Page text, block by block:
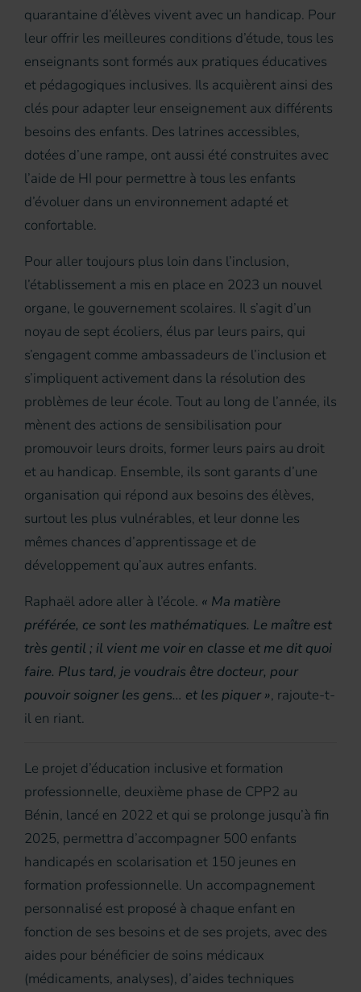
quarantaine d’élèves vivent avec un handicap. Pour
leur offrir les meilleures conditions d’étude, tous les
enseignants sont formés aux pratiques éducatives
et pédagogiques inclusives. Ils acquièrent ainsi des
clés pour adapter leur enseignement aux différents
besoins des enfants. Des latrines accessibles,
dotées d’une rampe, ont aussi été construites avec
l’aide de HI pour permettre à tous les enfants
d’évoluer dans un environnement adapté et
confortable.
Pour aller toujours plus loin dans l’inclusion,
l’établissement a mis en place en 2023 un nouvel
organe, le gouvernement scolaires. Il s’agit d’un
noyau de sept écoliers, élus par leurs pairs, qui
s’engagent comme ambassadeurs de l’inclusion et
s’impliquent activement dans la résolution des
problèmes de leur école. Tout au long de l’année, ils
mènent des actions de sensibilisation pour
promouvoir leurs droits, former leurs pairs au droit
et au handicap. Ensemble, ils sont garants d’une
organisation qui répond aux besoins des élèves,
surtout les plus vulnérables, et leur donne les
mêmes chances d’apprentissage et de
développement qu’aux autres enfants.
Raphaël adore aller à l’école. « Ma matière
préférée, ce sont les mathématiques. Le maître est
très gentil ; il vient me voir en classe et me dit quoi
faire. Plus tard, je voudrais être docteur, pour
pouvoir soigner les gens… et les piquer », rajoute-t-
il en riant.
Le projet d’éducation inclusive et formation
professionnelle, deuxième phase de CPP2 au
Bénin, lancé en 2022 et qui se prolonge jusqu’à fin
2025, permettra d’accompagner 500 enfants
handicapés en scolarisation et 150 jeunes en
formation professionnelle. Un accompagnement
personnalisé est proposé à chaque enfant en
fonction de ses besoins et de ses projets, avec des
aides pour bénéficier de soins médicaux
(médicaments, analyses), d’aides techniques